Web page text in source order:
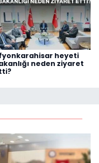
heyeti
neden ziyaret